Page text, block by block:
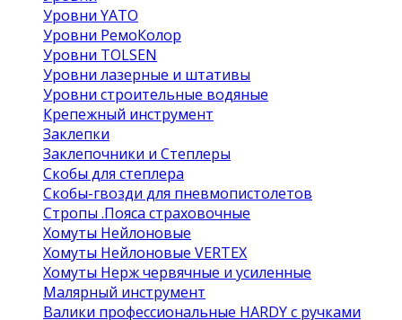
Уровни YATO
Уровни РемоКолор
Уровни TOLSEN
Уровни лазерные и штативы
Уровни строительные водяные
Крепежный инструмент
Заклепки
Заклепочники и Степлеры
Скобы для степлера
Скобы-гвозди для пневмопистолетов
Стропы .Пояса страховочные
Хомуты Нейлоновые
Хомуты Нейлоновые VERTEX
Хомуты Нерж червячные и усиленные
Малярный инструмент
Валики профессиональные HARDY с ручками